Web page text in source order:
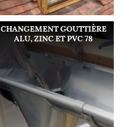
CHANGEMENT GOUTTIÈRE
ALU, ZINC ET PVC 78